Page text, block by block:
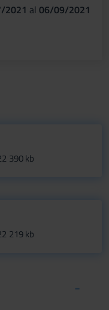
2021 al 06/09/2021
390 kb
219 kb